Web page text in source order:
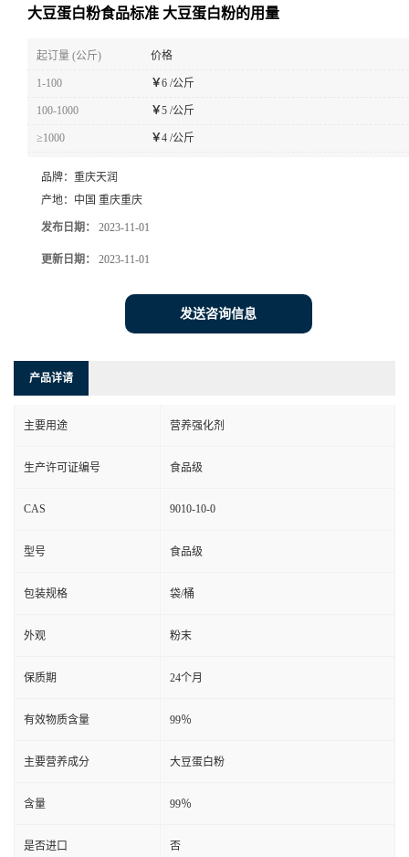
大豆蛋白粉食品标准 大豆蛋白粉的用量
起订量 (公斤) 价格
1-100 ￥6 /公斤
100-1000 ￥5 /公斤
≥1000 ￥4 /公斤
品牌： 重庆天润
产地： 中国 重庆重庆
发布日期： 2023-11-01
更新日期： 2023-11-01
发送咨询信息
产品详请
主要用途 营养强化剂
生产许可证编号 食品级
CAS 9010-10-0
型号 食品级
包装规格 袋/桶
外观 粉末
保质期 24个月
有效物质含量 99％
主要营养成分 大豆蛋白粉
含量 99％
是否进口 否